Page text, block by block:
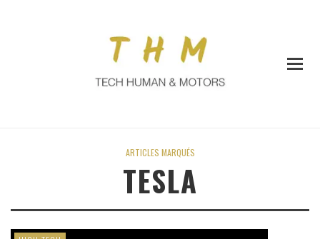
ARTICLES MARQUÉS
TESLA